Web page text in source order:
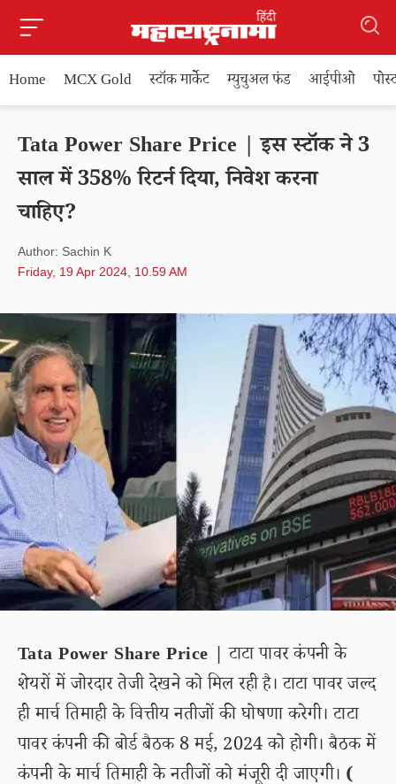
Home MCX Gold स्टॉक मार्केट म्युचुअल फंड आईपीओ
Tata Power Share Price | इस स्टॉक ने 3
साल में 358% रिटर्न दिया, निवेश करना
चाहिए?
Author: Sachin K
Friday, 19 Apr 2024, 10.59 AM
Tata Power Share Price | टाटा पावर कंपनी के
शेयरों में जोरदार तेजी देखने को मिल रही है। टाटा पावर जल्द
ही मार्च तिमाही के वित्तीय नतीजों की घोषणा करेगी। टाटा
पावर कंपनी की बोर्ड बैठक 8 मई, 2024 को होगी। बैठक में
कंपनी के मार्च तिमाही के नतीजों को मंजूरी दी जाएगी। (